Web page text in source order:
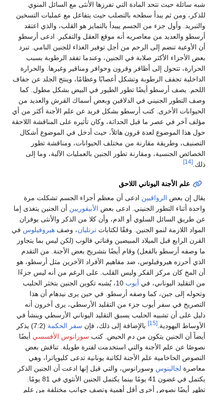
شبه سائلة حيث تتحد المادة التي تفرزها الأنثى مع السائل المنوي
للذكر، ومن ثم يبدأ سطحه بالتصلب حيث يتفاعل مع عمليات التسخين
والتبريد. وأول جزء من الجسم ييبدأ بالتمايز هو القلب، والذي اعتقد
أرسطو والعديد من معاصريه أنه موقع العقل والتفكير. ادعى أرسطو
أن الأوعية تنضم إلى الرحم من أجل توفير الغذاء للجنين النامي. تبرد
بعض الأجزاء الأكثر صلابة في الجنين، وعندما تفقد الرطوبة بسبب
الحرارة، تتحول إلى أظافر وقرون وحوافر ومناقير وغيرها. والحرارة
الداخلية تجفف الرطوبة وتشكل أعصابًا وعظامًا، وينتج الجلد عن جفاف
اللحم. يصف أرسطو أيضًا تطور الطيور في البيض بشكل مطول. كما
وصف التطور الجنيني في الدلافين وبعض أسماك القرش والعديد من
الحيوانات الأخرى. كتب أرسطو بشكل فريد عن علم الأجنة أكثر من أي
مؤلف آخر في عصر ما قبل الحداثة، وكان تأثيره على المناقشة اللاحقة
حول هذا الموضوع لعدة قرون هائلاً، حيث أدخل في الموضوع أشكال
التصنيف، وطريقة مقارنة من مختلف الحيوانات، ومناقشة تطور
الخصائص الجنسية، ومقارنة تطور الجنين بالعمليات الآلية، وما إلى
ذلك.[14]
علم الأجنة اليوناني اللاحق
يقال إن بعض الرواقيين ادعى أن معظم أجزاء الجسم تشكلت مرة
واحدة أثناء التطور الجنيني. ادعى بعض الأبيقوريين أن الجنين يتغذى إما
عن طريق السائل السلوي أو الدم، وأن كلا من الذكر والأنثى يوفران
المواد اللازمة لنمو الجنين. وفقًا لكتابات ترتليان، وصف هيروفيلوس في
القرن الرابع قبل الميلاد المبيضين وقناتي فالوب (لكن ليس بما يتجاوز
ما وصفه أرسطو بالفعل) وقام أيضًا بتشريح بعض الأجنة. من التقدم
الذي أحرزه هيروفيلوس، ضد مفاهيم الأفراد الآخرين مثل أرسطو، هو
أن المخ كان مركز الفكر وليس القلب. على الرغم من أنه ليس جزءًا
من التقليد اليوناني، في أيوب
10، يُشبه تكوين الجنين بتخثر الحليب
وتحوله إلى جبن، كما وصفه أرسطو. في حين يرى نيدهام أن هذا
التصريح في سفر أيوب جزء من التقليد الأرسطي، يرى آخرون أنه
دليل على أن تشبيه الحليب يسبق التقليد اليوناني الأرسطي وينشأ في
الأوساط اليهودية. [15] بالإضافة إلى ذلك، فإن سفر الحكمة
(7:2) يذكر
أيضاً أن الجنين يتكون من دم الحيض. كتب سورانوس الأفسسي أيضًا
نصوصًا عن علم الأجنة والتي استخدمت لفترة طويلة. تناقش بعض
النصوص الحاخامية علم الأجنة لكاتبة يونانية تدعى كليوپاترا، وهي
معاصرة لجالينوس وسورانوس، والتي قيل إنها ادعت أن الجنين الذكر
يكتمل في غضون 41 يومًا بينما يكتمل الجنين الأنثوي في 81 يومًا.
تظهر أيضًا نصوص أخرى أقل أهمية وتصف جوانب مختلفة من علم